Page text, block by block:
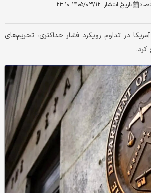
تاریخ انتشار :۱۴۰۵/۰۳/۱۲ ۲۳:۱۰
آمریکا در تداوم رویکرد فشار حداکثری، تحریم‌های